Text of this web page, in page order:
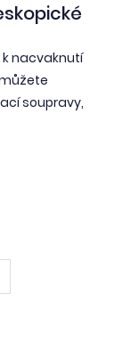
k nacvaknutí
soupravy,